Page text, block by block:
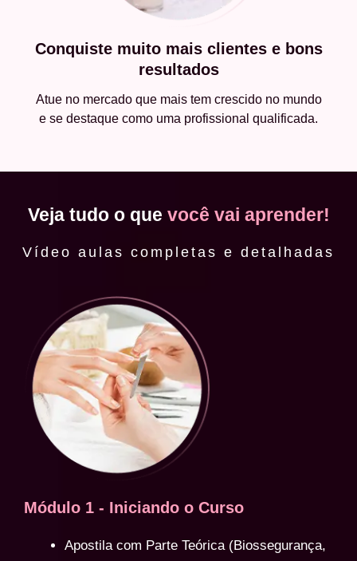
Conquiste muito mais clientes e bons
resultados
Atue no mercado que mais tem crescido no mundo
e se destaque como uma profissional qualificada.
Veja tudo o que você vai aprender!
Vídeo aulas completas e detalhadas
Módulo 1 - Iniciando o Curso
Apostila com Parte Teórica (Biossegurança,